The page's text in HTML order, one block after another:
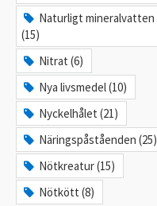
Naturligt mineralvatten
(15)
Nitrat (6)
Nya livsmedel (10)
Nyckelhålet (21)
Näringspåståenden (25)
Nötkreatur (15)
Nötkött (8)